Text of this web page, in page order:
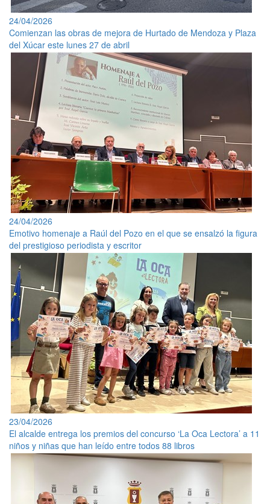
24/04/2026
Comienzan las obras de mejora de Hurtado de Mendoza y Plaza
del Xúcar este lunes 27 de abril
24/04/2026
Emotivo homenaje a Raúl del Pozo en el que se ensalzó la figura
del prestigioso periodista y escritor
23/04/2026
El alcalde entrega los premios del concurso ‘La Oca Lectora’ a 11
niños y niñas que han leído entre todos 88 libros